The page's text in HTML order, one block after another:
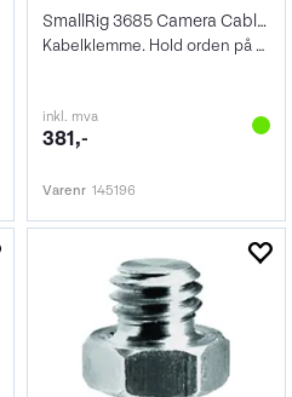
SmallRig 3685 Camera Cable Clamp
Kabelklemme. Hold orden på kabler
inkl. mva
381,-
Varenr 145196